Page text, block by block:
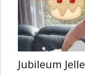
Jubileum Jelle